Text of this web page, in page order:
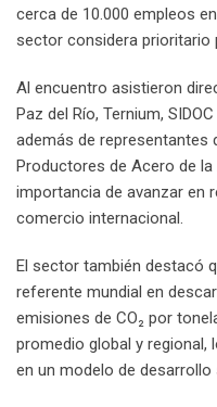
cerca de 10.000 empleos
sector considera prioritario
Al encuentro asistieron
Paz del Río, Ternium,
además de representantes
Productores de Acero de
importancia de avanzar en
comercio internacional.
El sector también destacó
referente mundial en
emisiones de CO₂ por
promedio global y regional,
en un modelo de desarrollo